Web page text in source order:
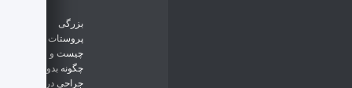
بزرگی
پروستات
چیست و
چگونه بدون
جراحی درمان